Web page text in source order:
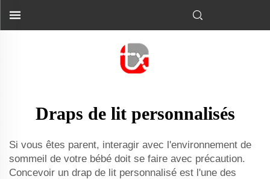
Draps de lit personnalisés
Si vous êtes parent, interagir avec l'environnement de
sommeil de votre bébé doit se faire avec précaution.
Concevoir un drap de lit personnalisé est l'une des